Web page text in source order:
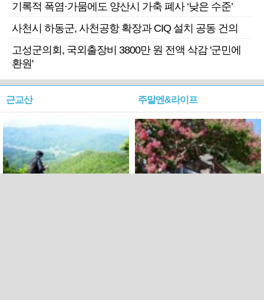
기록적 폭염·가뭄에도 양산시 가축 폐사 ‘낮은 수준’
사천시 하동군, 사천공항 확장과 CIQ 설치 공동 건의
고성군의회, 국외출장비 3800만 원 전액 삭감 '군민에
환원'
근교산 주말엔&라이프